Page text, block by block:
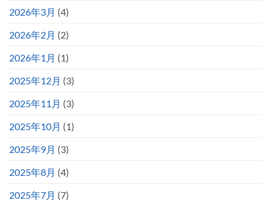
2026年3月 (4)
2026年2月 (2)
2026年1月 (1)
2025年12月 (3)
2025年11月 (3)
2025年10月 (1)
2025年9月 (3)
2025年8月 (4)
2025年7月 (7)